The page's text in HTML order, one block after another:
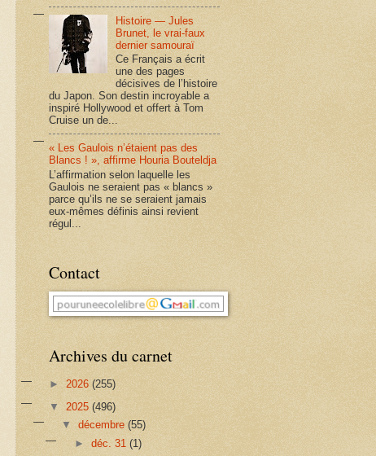
Histoire — Jules
Brunet, le vrai-faux
dernier samouraï
Ce Français a écrit
une des pages
décisives de l’histoire
du Japon. Son destin incroyable a
inspiré Hollywood et offert à Tom
Cruise un de...
« Les Gaulois n’étaient pas des
Blancs ! », affirme Houria Bouteldja
L’affirmation selon laquelle les
Gaulois ne seraient pas « blancs »
parce qu’ils ne se seraient jamais
eux-mêmes définis ainsi revient
régul...
Contact
Archives du carnet
► 2026 (255)
▼ 2025 (496)
▼décembre(55)
► déc. 31 (1)